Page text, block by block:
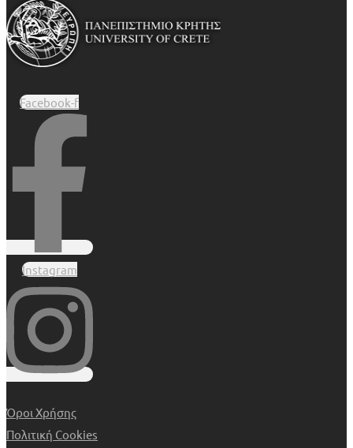
Facebook-f
Instagram
Όροι Χρήσης
Πολιτική Cookies